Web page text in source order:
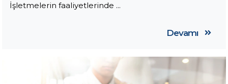
İşletmelerin faaliyetlerinde ...
Devamı